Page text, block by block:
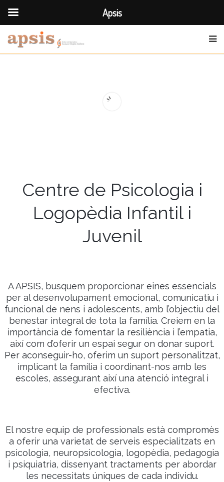
Centre de Psicologia i
Logopèdia Infantil i
Juvenil
A APSIS, busquem proporcionar eines essencials
per al desenvolupament emocional, comunicatiu i
funcional de nens i adolescents, amb l’objectiu del
benestar integral de tota la família. Creiem en la
importància de fomentar la resiliència i l’empatia,
així com d’oferir un espai segur on donar suport.
Per aconseguir-ho, oferim un suport personalitzat,
implicant la família i coordinant-nos amb les
escoles, assegurant així una atenció integral i
efectiva.
El nostre equip de professionals està compromès
a oferir una varietat de serveis especialitzats en
psicologia, neuropsicologia, logopèdia, pedagogia
i psiquiatria, dissenyant tractaments per abordar
les necessitats úniques de cada individu.
Apsis